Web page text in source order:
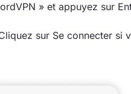
» et appuyez sur
sur Se connecter si